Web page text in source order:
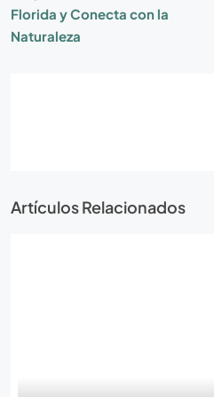
Florida y Conecta con la
Naturaleza
Artículos Relacionados